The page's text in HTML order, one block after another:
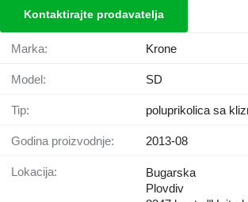
Kontaktirajte prodavatelja
Marka: Krone
Model: SD
Tip: poluprikolica sa
Godina proizvodnje: 2013-08
Lokacija:
Bugarska
Plovdiv